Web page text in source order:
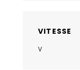
VITESSE
V